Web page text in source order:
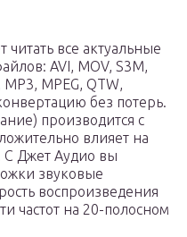
читать все актуальные
AVI, MOV, S3M,
MPEG, QTW,
без потерь.
производится с
влияет на
С Джет Аудио вы
звуковые
воспроизведения
частот на 20-полосном